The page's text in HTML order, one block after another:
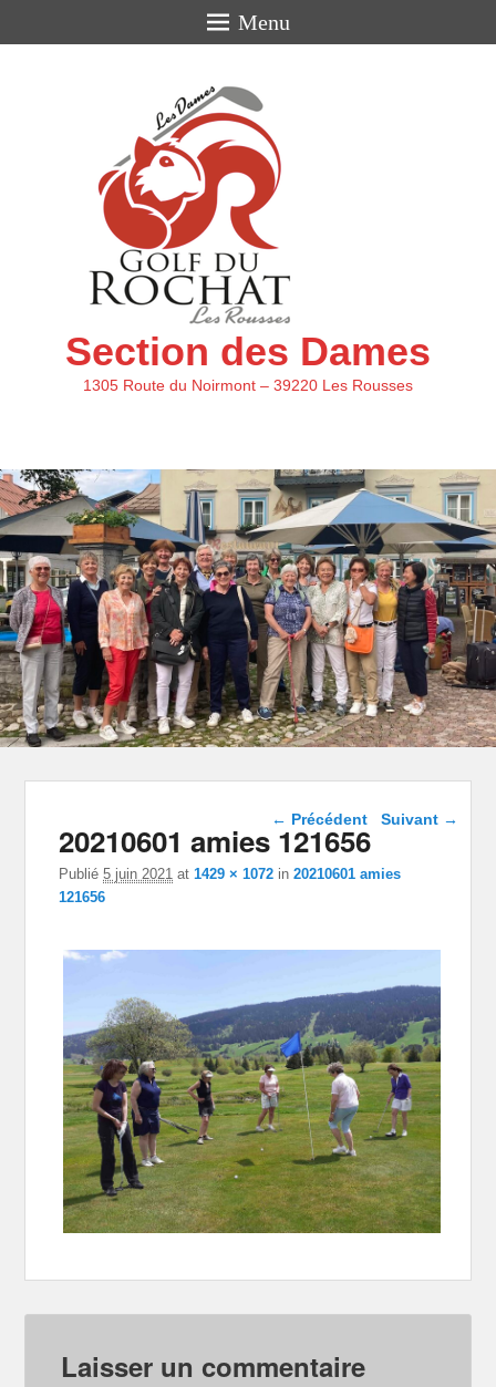
Menu
Section des Dames
1305 Route du Noirmont – 39220 Les Rousses
Navigation dans les
← Précédent Suivant →
20210601 amies 121656
Publié5 juin 2021 at1429 × 1072 in20210601 amies
121656
Laisser un commentaire